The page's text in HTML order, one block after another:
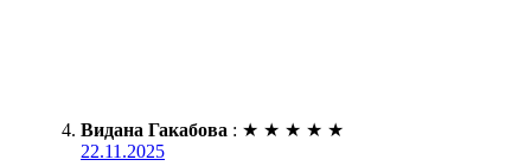
Видана Гакабова : ★ ★ ★ ★ ★
22.11.2025